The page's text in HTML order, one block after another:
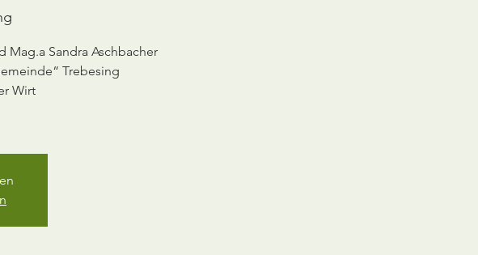
Mag.a Sandra Aschbacher
Trebesing
Wirt